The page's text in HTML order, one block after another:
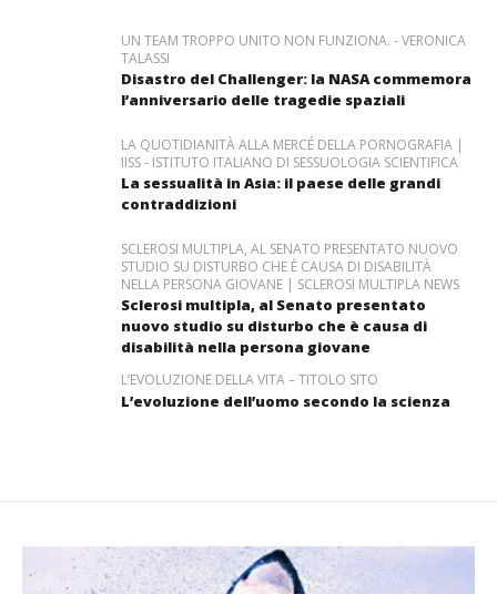
UN TEAM TROPPO UNITO NON FUNZIONA. - VERONICA
TALASSI
Disastro del Challenger: la NASA commemora
l’anniversario delle tragedie spaziali
LA QUOTIDIANITÀ ALLA MERCÉ DELLA PORNOGRAFIA |
IISS - ISTITUTO ITALIANO DI SESSUOLOGIA SCIENTIFICA
La sessualità in Asia: il paese delle grandi
contraddizioni
SCLEROSI MULTIPLA, AL SENATO PRESENTATO NUOVO
STUDIO SU DISTURBO CHE È CAUSA DI DISABILITÀ
NELLA PERSONA GIOVANE | SCLEROSI MULTIPLA NEWS
Sclerosi multipla, al Senato presentato
nuovo studio su disturbo che è causa di
disabilità nella persona giovane
L’EVOLUZIONE DELLA VITA – TITOLO SITO
L’evoluzione dell’uomo secondo la scienza